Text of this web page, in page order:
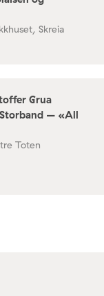
Skreia
Grua
– «All
Toten